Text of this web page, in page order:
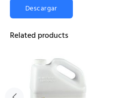
Descargar
Related products